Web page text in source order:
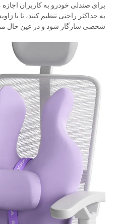
برای صندلی خودرو به کاربران
به حداکثر راحتی تنظیم کنند، تا با
شخصی سازگار شود و در عین حال